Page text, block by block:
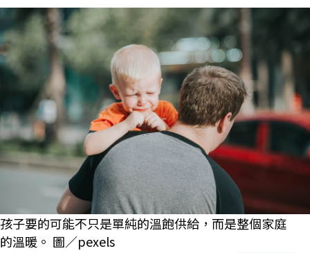
孩子要的可能不只是單純的溫飽供給，而是整個家庭
的溫暖。 圖／pexels